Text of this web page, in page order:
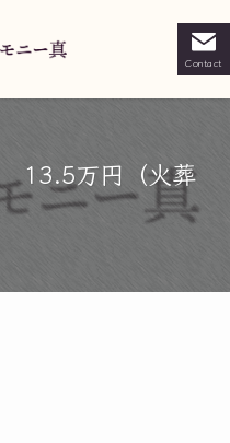
Contact
13.5万円（火葬